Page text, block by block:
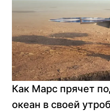
Как Марс прячет
океан в своей